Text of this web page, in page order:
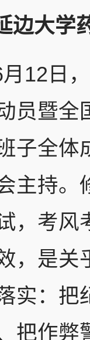
边大学
12日
员暨全
子全体
主持。
，考风
，是关
实：把
把作弊